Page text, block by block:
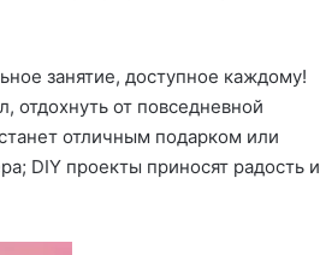
занятие, доступное каждому!
отдохнуть от повседневной
отличным подарком или
DIY проекты приносят радость и